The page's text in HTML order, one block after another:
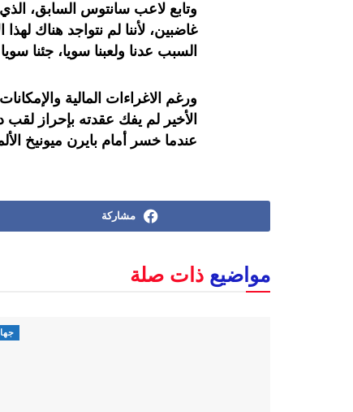
وتابع لاعب سانتوس السابق،
غاضبين، لأننا لم نتواجد هناك
السبب عدنا ولعبنا سويا، جئنا
ورغم الاغراءات المالية
عندما خسر أمام بايرن ميونيخ
مشاركة
مواضيع ذات صلة